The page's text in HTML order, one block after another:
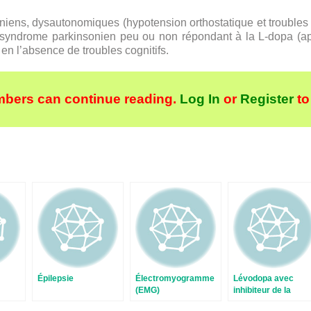
dysautonomiques (hypotension orthostatique et
parkinsonien peu ou non répondant à la L-dopa
l’absence de troubles cognitifs.
can continue reading. Log In orRegister
Épilepsie
Électromyogramme
(EMG)
Lévodopa avec
inhibiteur de la